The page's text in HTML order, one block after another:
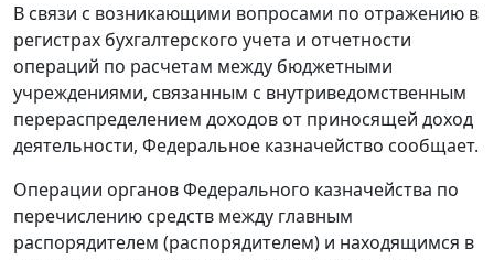
В связи с возникающими вопросами по отражению в
регистрах бухгалтерского учета и отчетности
операций по расчетам между бюджетными
учреждениями, связанным с внутриведомственным
перераспределением доходов от приносящей доход
деятельности, Федеральное казначейство сообщает.
Операции органов Федерального казначейства по
перечислению средств между главным
распорядителем (распорядителем) и находящимся в